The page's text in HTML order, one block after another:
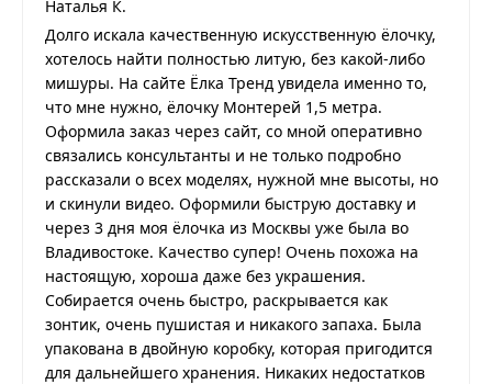
Наталья К.
Долго искала качественную искусственную ёлочку,
хотелось найти полностью литую, без какой-либо
мишуры. На сайте Ёлка Тренд увидела именно то,
что мне нужно, ёлочку Монтерей 1,5 метра.
Оформила заказ через сайт, со мной оперативно
связались консультанты и не только подробно
рассказали о всех моделях, нужной мне высоты, но
и скинули видео. Оформили быструю доставку и
через 3 дня моя ёлочка из Москвы уже была во
Владивостоке. Качество супер! Очень похожа на
настоящую, хороша даже без украшения.
Собирается очень быстро, раскрывается как
зонтик, очень пушистая и никакого запаха. Была
упакована в двойную коробку, которая пригодится
для дальнейшего хранения. Никаких недостатков